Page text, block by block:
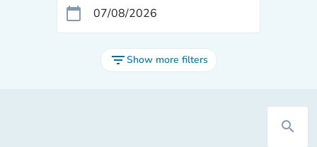
calendar_today
filter_listShow more filters
search